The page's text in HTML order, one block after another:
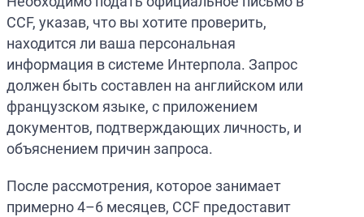
CCF, указав, что вы хотите проверить,
находится ли ваша персональная
информация в системе Интерпола. Запрос
должен быть составлен на английском или
французском языке, с приложением
документов, подтверждающих личность, и
объяснением причин запроса.
После рассмотрения, которое занимает
примерно 4–6 месяцев, CCF предоставит